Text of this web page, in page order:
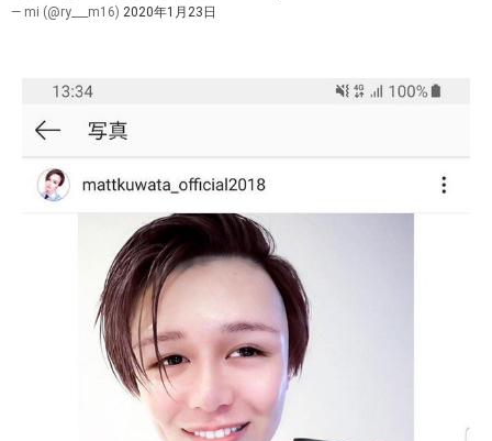
— mi (@ry___m16) 2020年1月23日